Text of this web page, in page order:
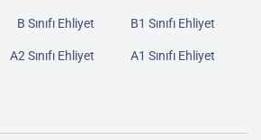
B Sınıfı Ehliyet B1 Sınıfı Ehliyet
A2 Sınıfı Ehliyet A1 Sınıfı Ehliyet